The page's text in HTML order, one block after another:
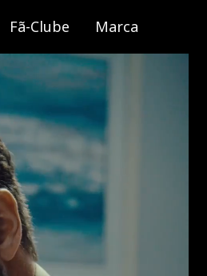
Fã-Clube Marca